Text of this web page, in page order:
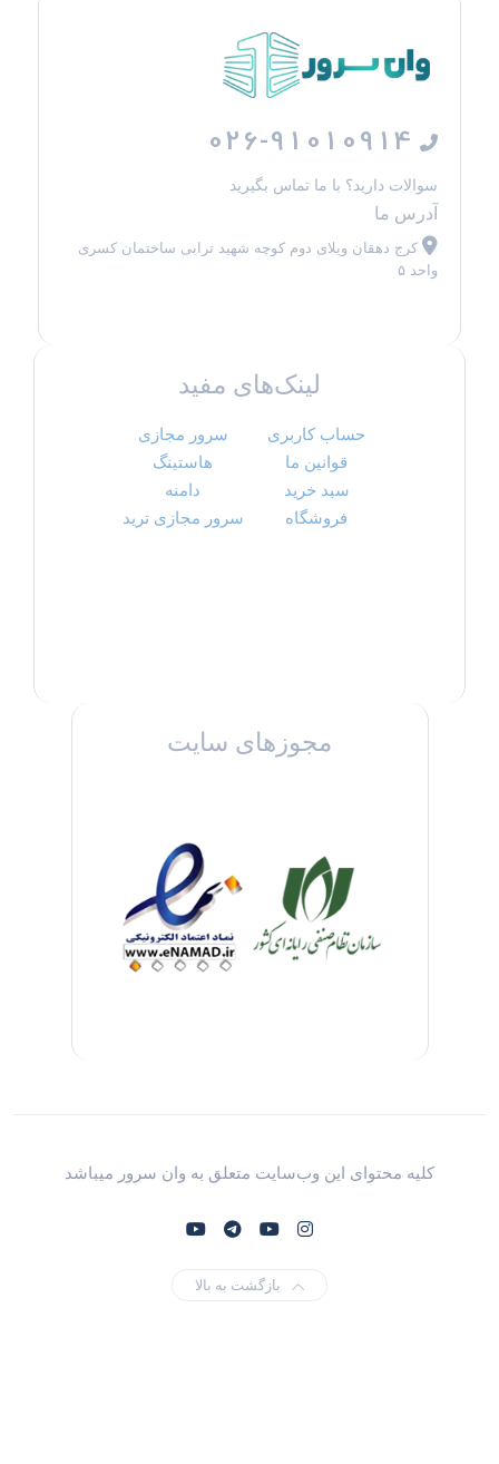
026-91010914
سوالات دارید؟ با ما تماس بگیرید
آدرس ما
کرج دهقان ویلای دوم کوچه شهید ترابی ساختمان کسری
واحد ۵
لینک‌های مفید
حساب کاربری
قوانین ما
سبد خرید
فروشگاه
سرور مجازی
هاستینگ
دامنه
سرور مجازی ترید
مجوزهای سایت
کلیه محتوای این وب‌سایت متعلق به وان سرور میباشد
بازگشت به بالا